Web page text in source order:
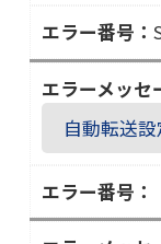
０
４
５
Ｓ
２
０
４
自動転送